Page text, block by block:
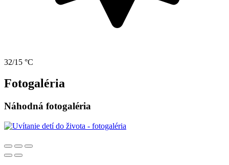
32/15 °C
Fotogaléria
Náhodná fotogaléria